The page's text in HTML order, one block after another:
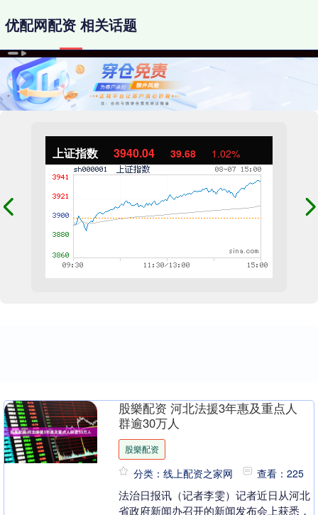
上证指数 3940.04 39.68 1.02%
优配网配资 相关话题
股樂配资 河北法援3年惠及重点人
群逾30万人
股樂配资
分类：线上配资之家网 查看：225
法治日报讯（记者李雯）记者近日从河北
省政府新闻办召开的新闻发布会上获悉，